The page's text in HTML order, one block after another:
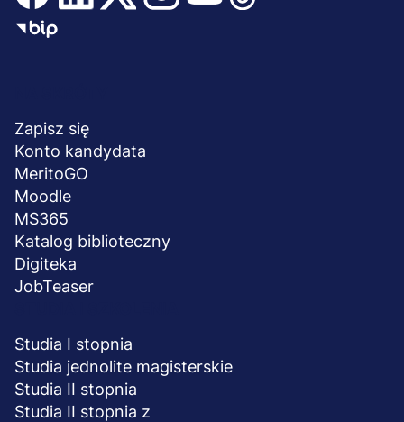
stopka
Zapisz się
Konto kandydata
MeritoGO
Moodle
MS365
Katalog biblioteczny
Digiteka
JobTeaser
Studia I stopnia
Studia jednolite magisterskie
Studia II stopnia
Studia II stopnia z